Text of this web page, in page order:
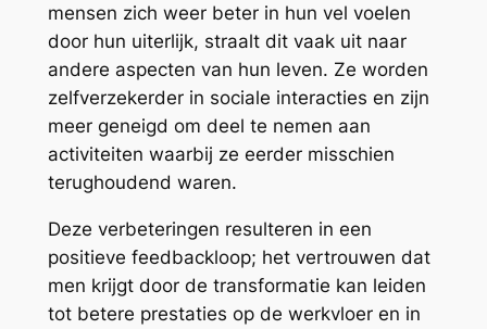
mensen zich weer beter in hun vel voelen
door hun uiterlijk, straalt dit vaak uit naar
andere aspecten van hun leven. Ze worden
zelfverzekerder in sociale interacties en zijn
meer geneigd om deel te nemen aan
activiteiten waarbij ze eerder misschien
terughoudend waren.
Deze verbeteringen resulteren in een
positieve feedbackloop; het vertrouwen dat
men krijgt door de transformatie kan leiden
tot betere prestaties op de werkvloer en in